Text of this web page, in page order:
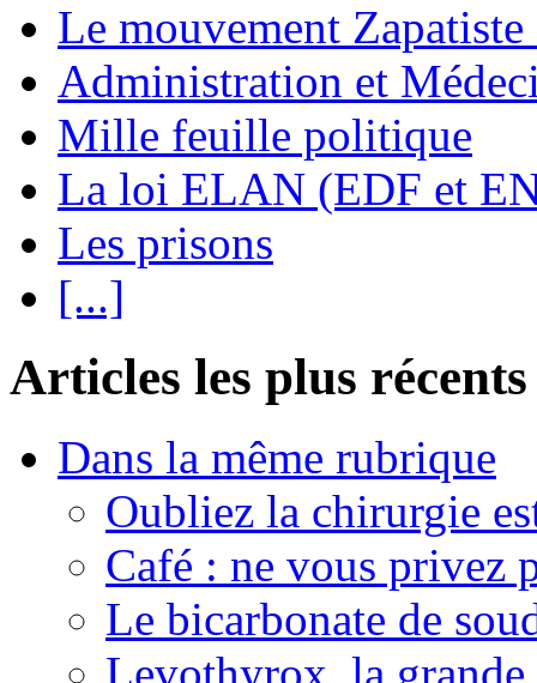
Le mouvement
Administration et
Mille feuille politique
La loi ELAN (EDF et
Les prisons
[...]
Articles les plus récents
Dans la même rubrique
Oubliez la chirurgie
Café : ne vous privez
Le bicarbonate de
Levothyrox, la